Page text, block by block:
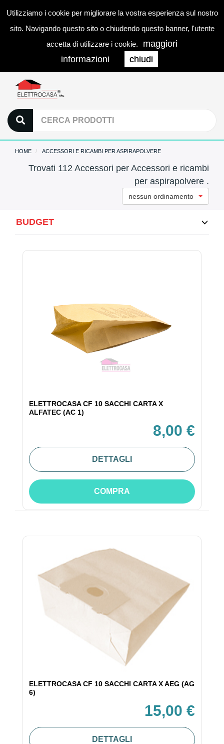
Utilizziamo i cookie per migliorare la vostra esperienza sul nostro
sito. Navigando questo sito o chiudendo questo banner, l'utente
accetta di utilizzare i cookie.
maggiori
informazioni
chiudi
0
HOME ACCESSORI E RICAMBI PER ASPIRAPOLVERE
Trovati 112 Accessori per Accessori e ricambi
per aspirapolvere .
nessun ordinamento
BUDGET
ELETTROCASA CF 10 SACCHI CARTA X
ALFATEC (AC 1)
8,00 €
DETTAGLI
COMPRA
ELETTROCASA CF 10 SACCHI CARTA X AEG (AG
6)
15,00 €
DETTAGLI